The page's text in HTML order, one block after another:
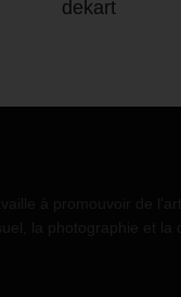
dekart